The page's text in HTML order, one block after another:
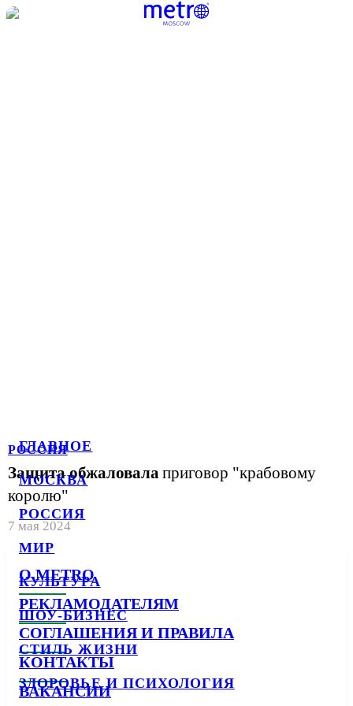
ГЛАВНОЕ
МОСКВА
РОССИЯ
МИР
КУЛЬТУРА
ШОУ-БИЗНЕС
СТИЛЬ ЖИЗНИ
ЗДОРОВЬЕ И ПСИХОЛОГИЯ
РОССИЯ
Защита обжаловала приговор "крабовому
королю"
7 мая 2024
О METRO
РЕКЛАМОДАТЕЛЯМ
СОГЛАШЕНИЯ И ПРАВИЛА
КОНТАКТЫ
ВАКАНСИИ